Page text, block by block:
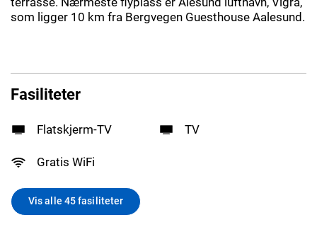
som ligger 10 km fra Bergvegen Guesthouse Aalesund.
Fasiliteter
Flatskjerm-TV TV
Gratis WiFi
Vis alle 45 fasiliteter